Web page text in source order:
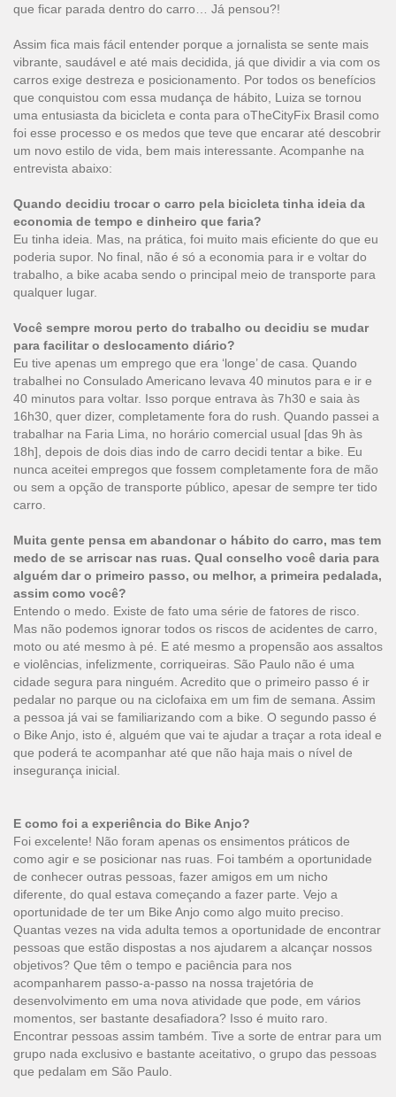
que ficar parada dentro do carro… Já pensou?!
Assim fica mais fácil entender porque a jornalista se sente mais
vibrante, saudável e até mais decidida, já que dividir a via com os
carros exige destreza e posicionamento. Por todos os benefícios
que conquistou com essa mudança de hábito, Luiza se tornou
uma entusiasta da bicicleta e conta para oTheCityFix Brasil como
foi esse processo e os medos que teve que encarar até descobrir
um novo estilo de vida, bem mais interessante. Acompanhe na
entrevista abaixo:
Quando decidiu trocar o carro pela bicicleta tinha ideia da
economia de tempo e dinheiro que faria?
Eu tinha ideia. Mas, na prática, foi muito mais eficiente do que eu
poderia supor. No final, não é só a economia para ir e voltar do
trabalho, a bike acaba sendo o principal meio de transporte para
qualquer lugar.
Você sempre morou perto do trabalho ou decidiu se mudar
para facilitar o deslocamento diário?
Eu tive apenas um emprego que era ‘longe’ de casa. Quando
trabalhei no Consulado Americano levava 40 minutos para e ir e
40 minutos para voltar. Isso porque entrava às 7h30 e saia às
16h30, quer dizer, completamente fora do rush. Quando passei a
trabalhar na Faria Lima, no horário comercial usual [das 9h às
18h], depois de dois dias indo de carro decidi tentar a bike. Eu
nunca aceitei empregos que fossem completamente fora de mão
ou sem a opção de transporte público, apesar de sempre ter tido
carro.
Muita gente pensa em abandonar o hábito do carro, mas tem
medo de se arriscar nas ruas. Qual conselho você daria para
alguém dar o primeiro passo, ou melhor, a primeira pedalada,
assim como você?
Entendo o medo. Existe de fato uma série de fatores de risco.
Mas não podemos ignorar todos os riscos de acidentes de carro,
moto ou até mesmo à pé. E até mesmo a propensão aos assaltos
e violências, infelizmente, corriqueiras. São Paulo não é uma
cidade segura para ninguém. Acredito que o primeiro passo é ir
pedalar no parque ou na ciclofaixa em um fim de semana. Assim
a pessoa já vai se familiarizando com a bike. O segundo passo é
o Bike Anjo, isto é, alguém que vai te ajudar a traçar a rota ideal e
que poderá te acompanhar até que não haja mais o nível de
insegurança inicial.
E como foi a experiência do Bike Anjo?
Foi excelente! Não foram apenas os ensimentos práticos de
como agir e se posicionar nas ruas. Foi também a oportunidade
de conhecer outras pessoas, fazer amigos em um nicho
diferente, do qual estava começando a fazer parte. Vejo a
oportunidade de ter um Bike Anjo como algo muito preciso.
Quantas vezes na vida adulta temos a oportunidade de encontrar
pessoas que estão dispostas a nos ajudarem a alcançar nossos
objetivos? Que têm o tempo e paciência para nos
acompanharem passo-a-passo na nossa trajetória de
desenvolvimento em uma nova atividade que pode, em vários
momentos, ser bastante desafiadora? Isso é muito raro.
Encontrar pessoas assim também. Tive a sorte de entrar para um
grupo nada exclusivo e bastante aceitativo, o grupo das pessoas
que pedalam em São Paulo.